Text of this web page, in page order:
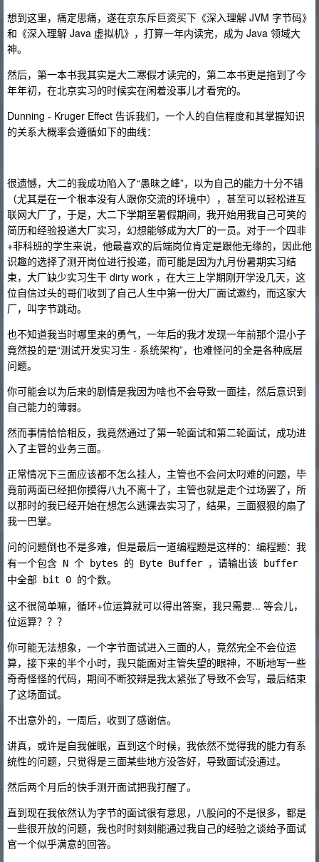
想到这里，痛定思痛，遂在京东斥巨资买下《深入理解 JVM 字节码》
和《深入理解 Java 虚拟机》，打算一年内读完，成为 Java 领域大
神。
然后，第一本书我其实是大二寒假才读完的，第二本书更是拖到了今
年年初，在北京实习的时候实在闲着没事儿才看完的。
Dunning - Kruger Effect 告诉我们，一个人的自信程度和其掌握知识
的关系大概率会遵循如下的曲线：
很遗憾，大二的我成功陷入了“愚昧之峰”，以为自己的能力十分不错
（尤其是在一个根本没有人跟你交流的环境中），甚至可以轻松进互
联网大厂了，于是，大二下学期至暑假期间，我开始用我自己可笑的
简历和经验投递大厂实习，幻想能够成为大厂的一员。对于一个四非
+非科班的学生来说，他最喜欢的后端岗位肯定是跟他无缘的，因此他
识趣的选择了测开岗位进行投递，而可能是因为九月份暑期实习结
束，大厂缺少实习生干 dirty work ，在大三上学期刚开学没几天，这
位自信过头的哥们收到了自己人生中第一份大厂面试邀约，而这家大
厂，叫字节跳动。
也不知道我当时哪里来的勇气，一年后的我才发现一年前那个混小子
竟然投的是“测试开发实习生 - 系统架构”，也难怪问的全是各种底层
问题。
你可能会以为后来的剧情是我因为啥也不会导致一面挂，然后意识到
自己能力的薄弱。
然而事情恰恰相反，我竟然通过了第一轮面试和第二轮面试，成功进
入了主管的业务三面。
正常情况下三面应该都不怎么挂人，主管也不会问太叼难的问题，毕
竟前两面已经把你摸得八九不离十了，主管也就是走个过场罢了，所
以那时的我已经开始在想怎么逃课去实习了，结果，三面狠狠的扇了
我一巴掌。
问的问题倒也不是多难，但是最后一道编程题是这样的： 编程题：我
有一个包含 N 个 bytes 的 Byte Buffer ，请输出该 buffer
中全部 bit 0 的个数。
这不很简单嘛，循环+位运算就可以得出答案，我只需要... 等会儿，
位运算？？？
你可能无法想象，一个字节面试进入三面的人，竟然完全不会位运
算，接下来的半个小时，我只能面对主管失望的眼神，不断地写一些
奇奇怪怪的代码，期间不断狡辩是我太紧张了导致不会写，最后结束
了这场面试。
不出意外的，一周后，收到了感谢信。
讲真，或许是自我催眠，直到这个时候，我依然不觉得我的能力有系
统性的问题，只觉得是三面某些地方没答好，导致面试没通过。
然后两个月后的快手测开面试把我打醒了。
直到现在我依然认为字节的面试很有意思，八股问的不是很多，都是
一些很开放的问题，我也时时刻刻能通过我自己的经验之谈给予面试
官一个似乎满意的回答。